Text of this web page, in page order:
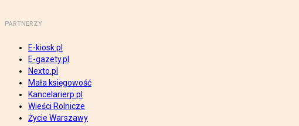
PARTNERZY
E-kiosk.pl
E-gazety.pl
Nexto.pl
Mała księgowość
Kancelarierp.pl
Wieści Rolnicze
Życie Warszawy